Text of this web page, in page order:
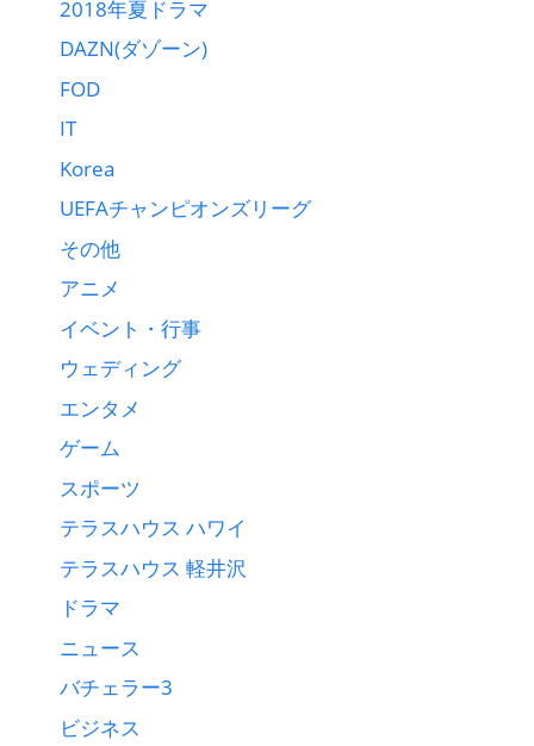
2018年夏ドラマ
DAZN(ダゾーン)
FOD
IT
Korea
UEFAチャンピオンズリーグ
その他
アニメ
イベント・行事
ウェディング
エンタメ
ゲーム
スポーツ
テラスハウス ハワイ
テラスハウス 軽井沢
ドラマ
ニュース
バチェラー3
ビジネス